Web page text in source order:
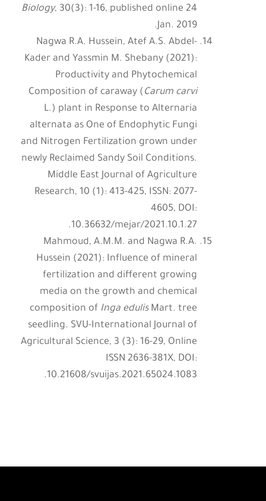
Biology, 30(3): 1-16, published online 24
Jan. 2019.
Nagwa R.A. Hussein, Atef A.S. Abdel-
Kader and Yassmin M. Shebany (2021):
Productivity and Phytochemical
Composition of caraway ( Carum carvi
L.) plant in Response to Alternaria
alternata as One of Endophytic Fungi
and Nitrogen Fertilization grown under
newly Reclaimed Sandy Soil Conditions.
Middle East Journal of Agriculture
Research, 10 (1): 413-425, ISSN: 2077-
4605, DOI:
10.36632/mejar/2021.10.1.27.
Mahmoud, A.M.M. and Nagwa R.A.
Hussein (2021): Influence of mineral
fertilization and different growing
media on the growth and chemical
composition of Inga edulisMart. tree
seedling. SVU-International Journal of
Agricultural Science, 3 (3): 16-29, Online
ISSN 2636-381X, DOI:
10.21608/svuijas.2021.65024.1083.